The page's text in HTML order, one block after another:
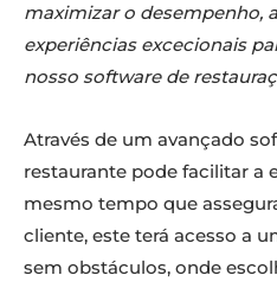
maximizar o desempenho,
experiências excecionais
nosso software de
Através de um avançado
restaurante pode facilitar a
mesmo tempo que
cliente, este terá acesso a
sem obstáculos, onde